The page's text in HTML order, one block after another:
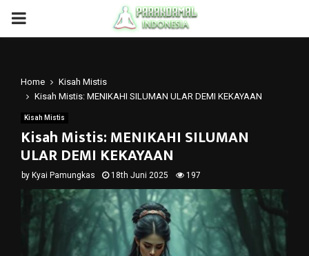
PRIMARY
Home
Kisah Mistis
Kisah Mistis: MENIKAHI SILUMAN ULAR DEMI KEKAYAAN
Kisah Mistis
Kisah Mistis: MENIKAHI SILUMAN
ULAR DEMI KEKAYAAN
by Kyai Pamungkas 18th Juni 2025 197